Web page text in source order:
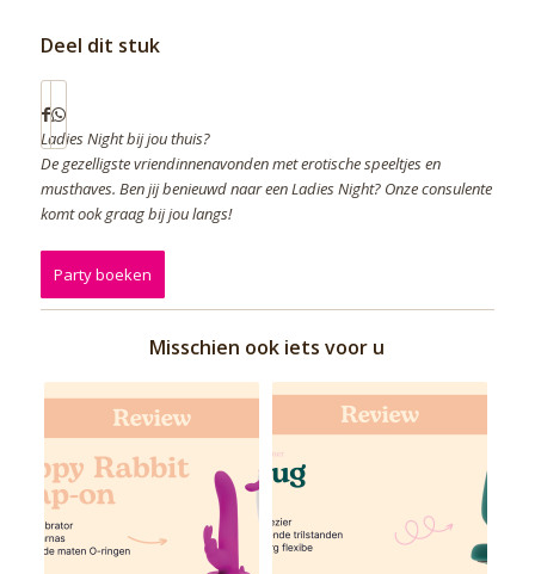
Deel dit stuk
Ladies Night bij jou thuis?
De gezelligste vriendinnenavonden met erotische speeltjes en
musthaves. Ben jij benieuwd naar een Ladies Night? Onze consulente
komt ook graag bij jou langs!
Party boeken
Misschien ook iets voor u